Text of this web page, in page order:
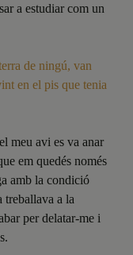
a estudiar com un
de ningú, van
en el pis que tenia
meu avi es va anar
em quedés només
amb la condició
treballava a la
per delatar-me i